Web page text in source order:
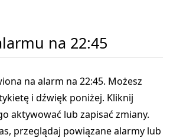
na 22:45
na alarm na 22:45. Możesz
i dźwięk poniżej. Kliknij
aktywować lub zapisać zmiany.
przeglądaj powiązane alarmy lub